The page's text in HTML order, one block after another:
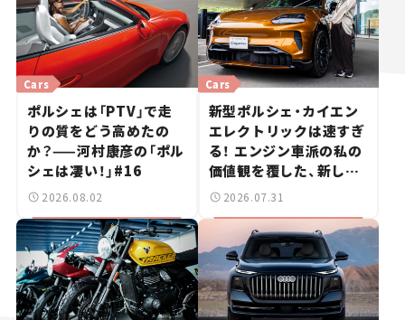
ポルシェは「PTV」で走
りの質をどう高めたの
か？——河村康彦の「ポル
シェは凄い！」#16
Cars
2026.08.02
新型ポルシェ・カイエン
エレクトリックは速すぎ
る！ エンジン車派の私の
価値観を覆した、新しい
ポルシェの走り。
Cars
2026.07.31